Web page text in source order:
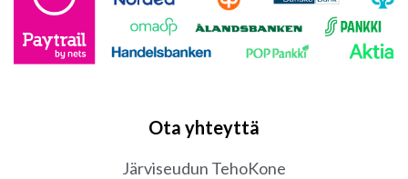
Ota yhteyttä
Järviseudun TehoKone